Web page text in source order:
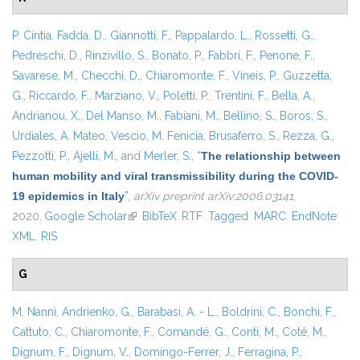
P. Cintia, Fadda, D., Giannotti, F., Pappalardo, L., Rossetti, G.,
Pedreschi, D., Rinzivillo, S., Bonato, P., Fabbri, F., Penone, F.,
Savarese, M., Checchi, D., Chiaromonte, F., Vineis, P., Guzzetta,
G., Riccardo, F., Marziano, V., Poletti, P., Trentini, F., Bella, A.,
Andrianou, X., Del Manso, M., Fabiani, M., Bellino, S., Boros, S.,
Urdiales, A. Mateo, Vescio, M. Fenicia, Brusaferro, S., Rezza, G.,
Pezzotti, P., Ajelli, M., and Merler, S., “The relationship between
human mobility and viral transmissibility during the COVID-
19 epidemics in Italy”, arXiv preprint arXiv:2006.03141,
2020. Google Scholar(link is external)
BibTeX RTF Tagged MARC EndNote
XML RIS
G
M. Nanni, Andrienko, G., Barabasi, A. - L., Boldrini, C., Bonchi, F.,
Cattuto, C., Chiaromonte, F., Comandé, G., Conti, M., Coté, M.,
Dignum, F., Dignum, V., Domingo-Ferrer, J., Ferragina, P.,